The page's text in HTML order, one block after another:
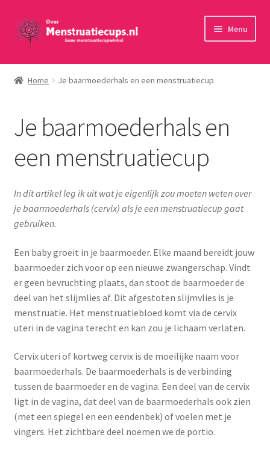
Ga
door
navigatie
Ga
naar
inhoud
Menu
Home
Menstruatiecups
Menstruatiedisks
Menstruatiesponsjes
Wasbaar maandverband
Toebehoren
Schoonmaken
Voordeelpakketten
Proefpakketten
wat je nog meer wil weten
Home Je baarmoederhals en een menstruatiecup
Je baarmoederhals en
een menstruatiecup
In dit artikel leg ik uit wat je eigenlijk zou moeten weten over
je baarmoederhals (cervix) als je een menstruatiecup gaat
gebruiken.
Een baby groeit in je baarmoeder. Elke maand bereidt jouw
baarmoeder zich voor op een nieuwe zwangerschap. Vindt
er geen bevruchting plaats, dan stoot de baarmoeder de
deel van het slijmlies af. Dit afgestoten slijmvlies is je
menstruatie. Het menstruatiebloed komt via de cervix
uteri in de vagina terecht en kan zou je lichaam verlaten.
Cervix uteri of kortweg cervix is de moeilijke naam voor
baarmoederhals. De baarmoederhals is de verbinding
tussen de baarmoeder en de vagina. Een deel van de cervix
ligt in de vagina, dat deel van de baarmoederhals ook zien
(met een spiegel en een eendenbek) of voelen met je
vingers. Het zichtbare deel noemen we de portio.